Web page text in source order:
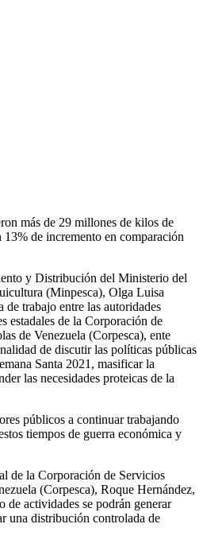
más de 29 millones de kilos de
13% de incremento en comparación
y Distribución del Ministerio del
(Minpesca), Olga Luisa
trabajo entre las autoridades
estadales de la Corporación de
de Venezuela (Corpesca), ente
de discutir las políticas públicas
Santa 2021, masificar la
las necesidades proteicas de la
públicos a continuar trabajando
tiempos de guerra económica y
de la Corporación de Servicios
(Corpesca), Roque Hernández,
de actividades se podrán generar
una distribución controlada de